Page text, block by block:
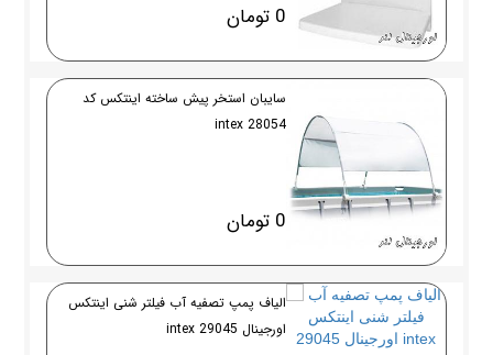
0 تومان
سایبان استخر پیش ساخته اینتکس کد
28054 intex
0 تومان
الیاف پمپ تصفیه آب فیلتر شنی اینتکس
اورجینال 29045 intex